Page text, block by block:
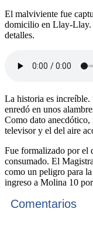
El malviviente fue
domicilio en Llay-Llay.
detalles.
La historia es
enredó en unos
Como dato
televisor y el del aire
Fue formalizado por el
consumado. El
como un peligro para
ingreso a Molina 10
Comentarios